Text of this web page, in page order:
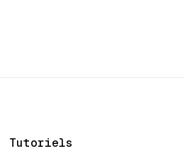
Tutoriels